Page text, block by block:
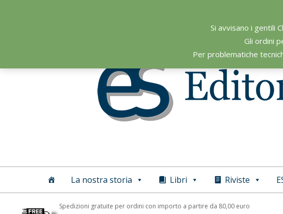
Si avvisano i gentili
Gli ordini
Per problematiche
Editoriale
Scientifica
La nostra storia Libri Riviste
Spedizioni gratuite per ordini con importo a partire da 80,00 euro